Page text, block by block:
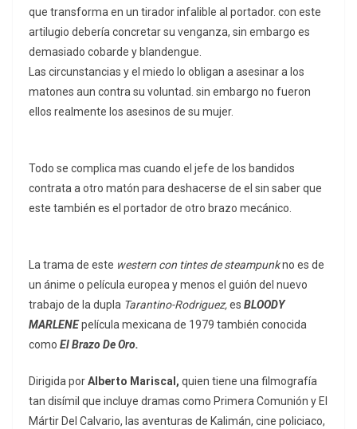
que transforma en un tirador infalible a l portador. con este
artilugio debería concretar su venganza, sin embargo es
demasiado cobarde y blandengue.
Las circunstancias y el miedo lo obligan a asesinar a los
matones aun contra su voluntad. sin embargo no fueron
ellos realmente los asesinos de su mujer.
Todo se complica mas cuando el jefe de los bandidos
contrata a otro matón para deshacerse de el sin saber que
este también es el portador de otro brazo mecánico.
La trama de este western con tintes de steampunkno es de
un ánime o película europea y menos el guión del nuevo
trabajo de la dupla Tarantino-Rodriguez,es BLOODY
MARLENEpelícula mexicana de 1979 también conocida
como El Brazo De Oro.
Dirigida porAlberto Mariscal, quien tiene una filmografía
tan disímil que incluye dramas como Primera Comunión y El
Mártir Del Calvario, las aventuras de Kalimán, cine policiaco,